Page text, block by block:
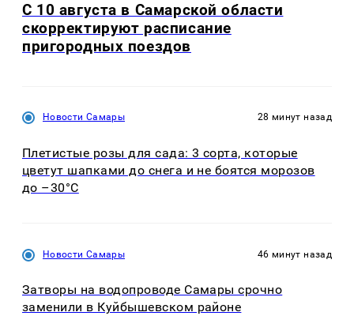
С 10 августа в Самарской области
скорректируют расписание
пригородных поездов
Новости Самары 28 минут назад
Плетистые розы для сада: 3 сорта, которые
цветут шапками до снега и не боятся морозов
до –30°C
Новости Самары 46 минут назад
Затворы на водопроводе Самары срочно
заменили в Куйбышевском районе